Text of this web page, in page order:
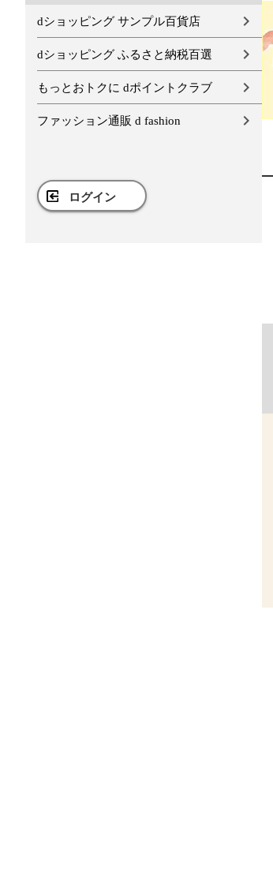
dショッピング サンプル百貨店
dショッピング ふるさと納税百選
もっとおトクに dポイントクラブ
ファッション通販 d fashion
ログイン